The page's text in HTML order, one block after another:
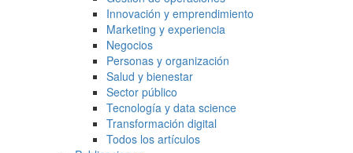
Innovación y emprendimiento
Marketing y experiencia
Negocios
Personas y organización
Salud y bienestar
Sector público
Tecnología y data science
Transformación digital
Todos los artículos